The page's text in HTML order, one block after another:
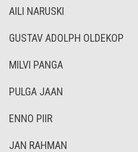
AILI NARUSKI
GUSTAV ADOLPH OLDEKOP
MILVI PANGA
PULGA JAAN
ENNO PIIR
JAN RAHMAN